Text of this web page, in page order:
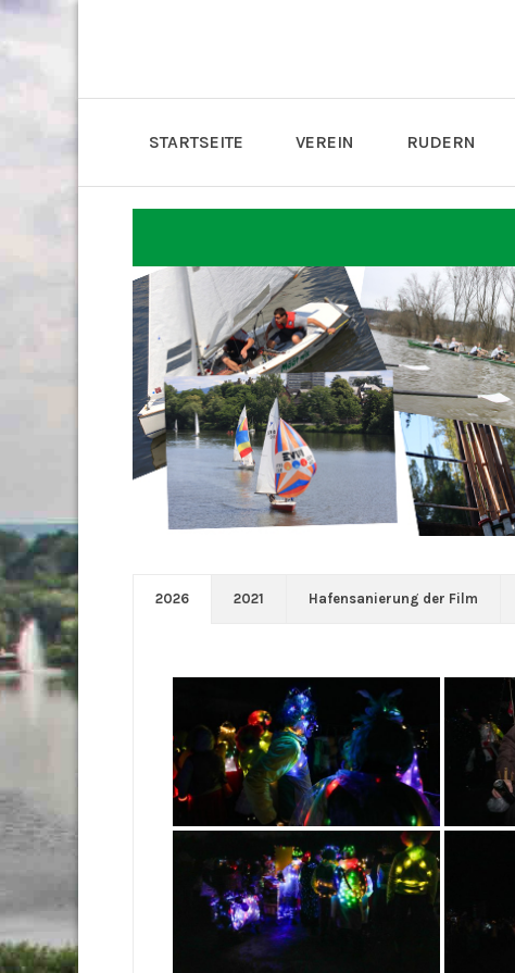
STARTSEITE VEREIN RUDERN
2026 2021 Hafensanierung der Film